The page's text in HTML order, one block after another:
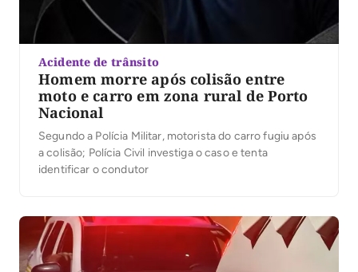
Acidente de trânsito
Homem morre após colisão entre
moto e carro em zona rural de Porto
Nacional
Segundo a Polícia Militar, motorista do carro fugiu após
a colisão; Polícia Civil investiga o caso e tenta
identificar o condutor